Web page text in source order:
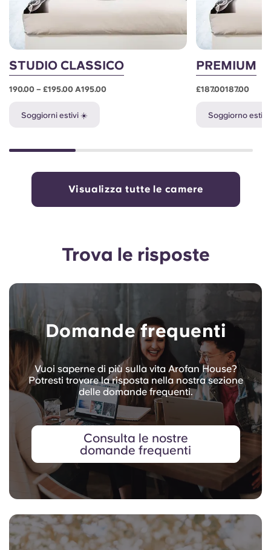
STUDIO CLASSICO
190.00 – £195.00 A195.00
Soggiorni estivi ☀️
PREMIUM
£187.00187.00
Soggiorno
Visualizza tutte le camere
Trova le risposte
Domande frequenti
Vuoi saperne di più sulla vita Arofan House?
Potresti trovare la risposta nella nostra sezione
delle domande frequenti.
Consulta le nostre
domande frequenti